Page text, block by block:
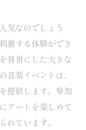
キャンプ場ワー
場アート体験
限定アートイ
心に残る家族
気なのでしょう
激する体験ができ
背景にした大きな
音楽イベントは、
提供します。参加
アートを楽しめて
れています。